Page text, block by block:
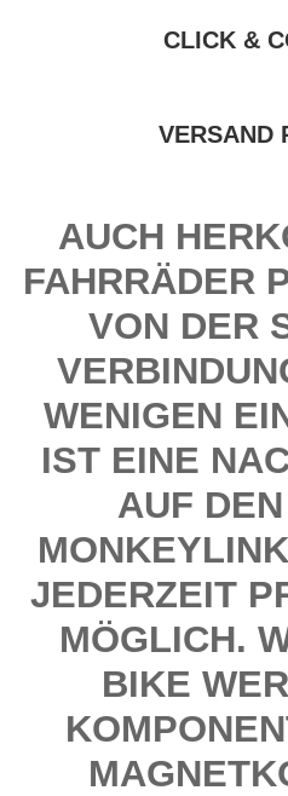
CLICK &
VERSAND
AUCH
FAHRRÄDER
VON DER
WENIGEN
IST EINE
AUF
JEDERZEIT
MÖGLICH.
BIKE